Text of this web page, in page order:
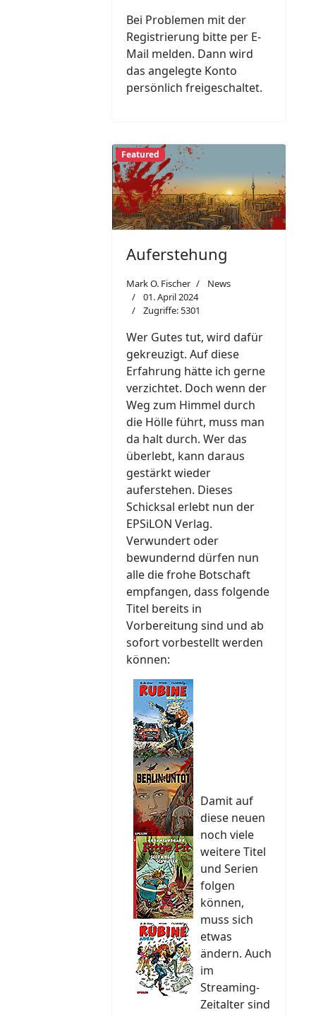
Bei Problemen mit der
Registrierung bitte per E-
Mail melden. Dann wird
das angelegte Konto
persönlich freigeschaltet.
Featured
Auferstehung
Mark O. Fischer
News
01. April 2024
Zugriffe: 5301
Wer Gutes tut, wird dafür
gekreuzigt. Auf diese
Erfahrung hätte ich gerne
verzichtet. Doch wenn der
Weg zum Himmel durch
die Hölle führt, muss man
da halt durch. Wer das
überlebt, kann daraus
gestärkt wieder
auferstehen. Dieses
Schicksal erlebt nun der
EPSiLON Verlag.
Verwundert oder
bewundernd dürfen nun
alle die frohe Botschaft
empfangen, dass folgende
Titel bereits in
Vorbereitung sind und ab
sofort vorbestellt werden
können:
Damit auf
diese neuen
noch viele
weitere Titel
und Serien
folgen
können,
muss sich
etwas
ändern. Auch
im
Streaming-
Zeitalter sind